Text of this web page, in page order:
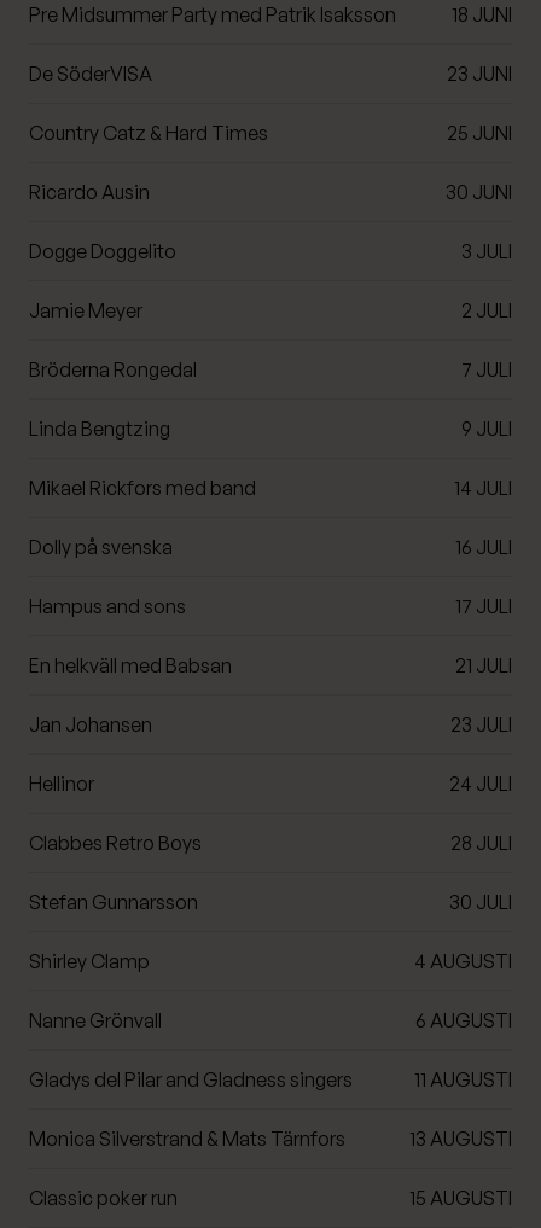
Pre Midsummer Party med Patrik Isaksson 18 JUNI
De SöderVISA 23 JUNI
Country Catz & Hard Times 25 JUNI
Ricardo Ausin 30 JUNI
Dogge Doggelito 3 JULI
Jamie Meyer 2 JULI
Bröderna Rongedal 7 JULI
Linda Bengtzing 9 JULI
Mikael Rickfors med band 14 JULI
Dolly på svenska 16 JULI
Hampus and sons 17 JULI
En helkväll med Babsan 21 JULI
Jan Johansen 23 JULI
Hellinor 24 JULI
Clabbes Retro Boys 28 JULI
Stefan Gunnarsson 30 JULI
Shirley Clamp 4 AUGUSTI
Nanne Grönvall 6 AUGUSTI
Gladys del Pilar and Gladness singers 11 AUGUSTI
Monica Silverstrand & Mats Tärnfors 13 AUGUSTI
Classic poker run 15 AUGUSTI